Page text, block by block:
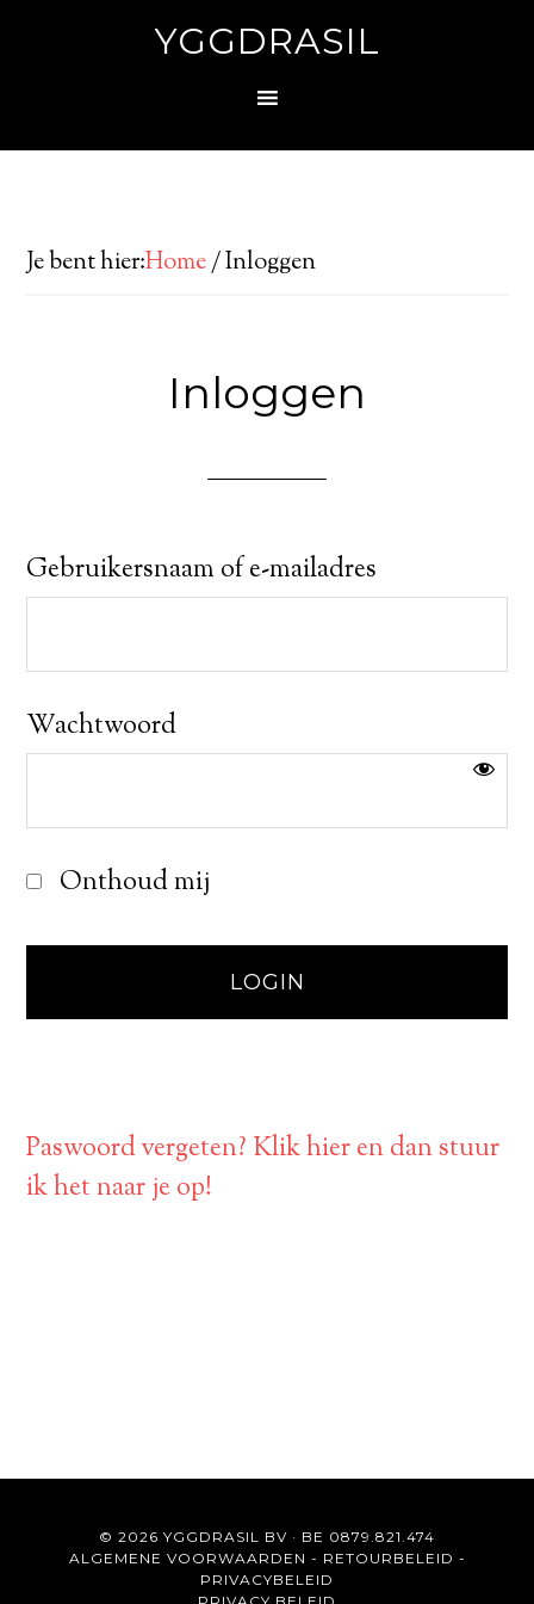
YGGDRASIL
Je bent hier:Home/Inloggen
Inloggen
Gebruikersnaam of e-mailadres
Wachtwoord
Onthoud mij
Paswoord vergeten? Klik hier en dan stuur
ik het naar je op!
© 2026 YGGDRASIL BV · BE 0879.821.474
ALGEMENE VOORWAARDEN - RETOURBELEID -
PRIVACYBELEID